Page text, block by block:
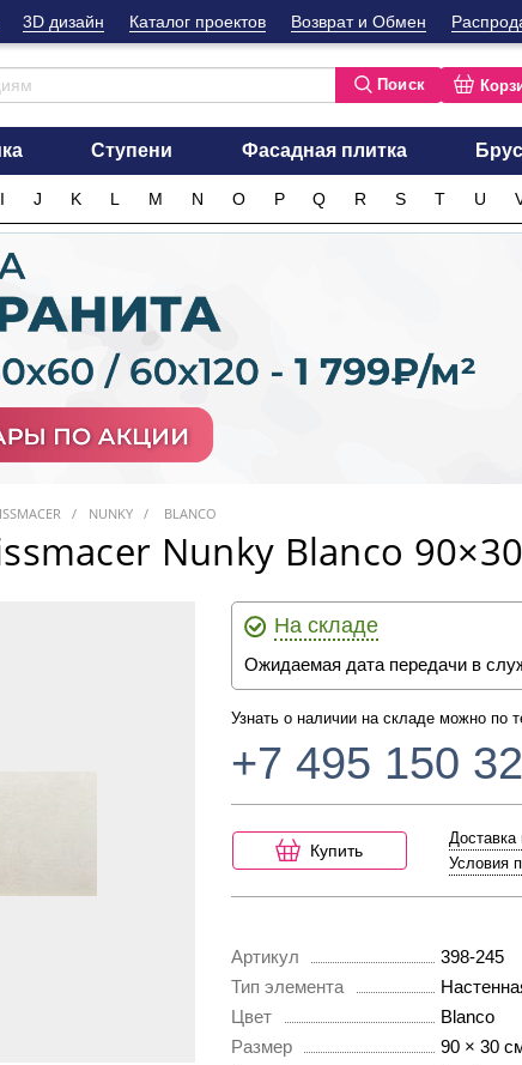
3D дизайн Каталог проектов Возврат и Обмен
Поиск
Ступени Фасадная плитка
I J K L M N O P Q R S T U
NUNKY BLANCO
Nunky Blanco
На складе
Ожидаемая дата передачи в
Узнать о наличии на складе можно по
+7 495 150
Купить
Доставка
Условия
Артикул
398-245
Тип элемента
Цвет
Blanco
Размер
90 × 30